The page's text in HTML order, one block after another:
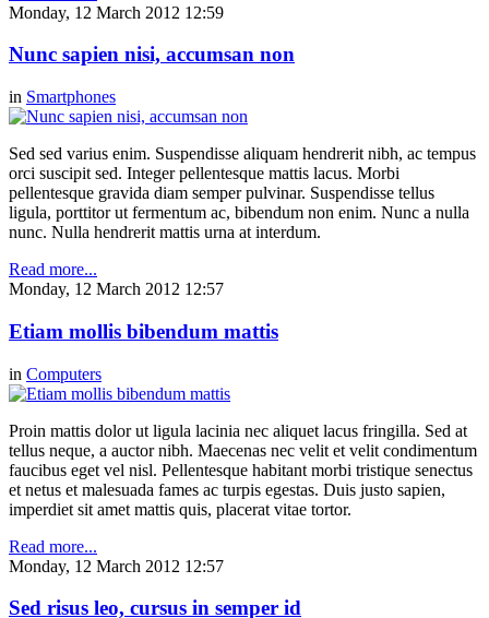
Monday, 12 March 2012 12:59
Nunc sapien nisi, accumsan non
in Smartphones
Sed sed varius enim. Suspendisse aliquam hendrerit nibh, ac tempus
orci suscipit sed. Integer pellentesque mattis lacus. Morbi
pellentesque gravida diam semper pulvinar. Suspendisse tellus
ligula, porttitor ut fermentum ac, bibendum non enim. Nunc a nulla
nunc. Nulla hendrerit mattis urna at interdum.
Read more...
Monday, 12 March 2012 12:57
Etiam mollis bibendum mattis
in Computers
Proin mattis dolor ut ligula lacinia nec aliquet lacus fringilla. Sed at
tellus neque, a auctor nibh. Maecenas nec velit et velit condimentum
faucibus eget vel nisl. Pellentesque habitant morbi tristique senectus
et netus et malesuada fames ac turpis egestas. Duis justo sapien,
imperdiet sit amet mattis quis, placerat vitae tortor.
Read more...
Monday, 12 March 2012 12:57
Sed risus leo, cursus in semper id